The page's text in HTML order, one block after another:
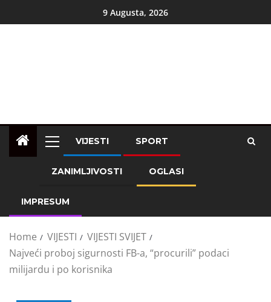
9 Augusta, 2026
VIJESTI SPORT
ZANIMLJIVOSTI OGLASI
IMPRESUM
Home VIJESTI
VIJESTI SVIJET
Najveći proboj sigurnosti FB-a, “procurili” podaci
milijardu i po korisnika